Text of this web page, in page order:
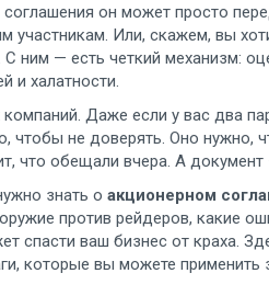
он может просто
участникам. Или, скажем, вы
ним — есть четкий механизм:
и халатности.
Даже если у вас два
чтобы не доверять. Оно нужно,
что обещали вчера. А
знать о акционерном
против рейдеров, какие
спасти ваш бизнес от краха.
которые вы можете применить